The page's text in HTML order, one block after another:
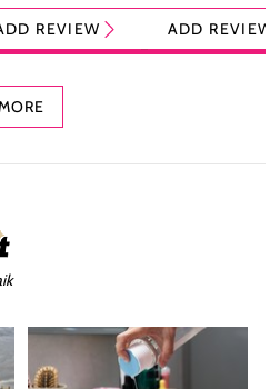
Bibir
Aroma
REVIEW
Cream Glossy
Ringan
ADD